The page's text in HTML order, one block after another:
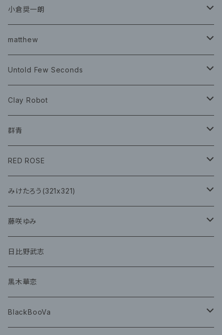
グッズ
チェキ ブロマイド
イベント
ツアーグッズ
チケット
CD
グッズ
小倉奨一朗
イベント
グッズ
CD
matthew
Book
CD
Untold Few Seconds
グッズ
CD
Clay Robot
グッズ
CD
チェキ
群青
イベント
CD
グッズ
RED ROSE
CD
みけたろう(321x321)
CD
グッズ
藤咲ゆみ
CD
グッズ
日比野武志
黒木華恋
BlackBooVa